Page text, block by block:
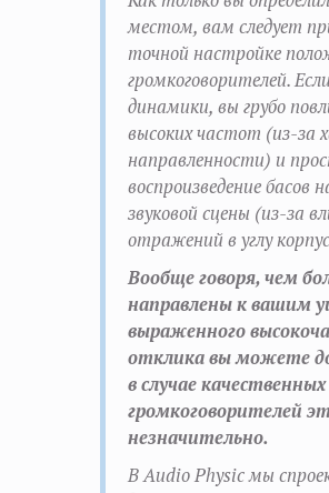
местом, вам следует
точной настройке
громкоговорителей.
динамики, вы грубо
высоких частот (из-за
направленности) и
воспроизведение басов
звуковой сцены (из-за
отражений в углу
Вообще говоря, чем
направлены к вашим
выраженного
отклика вы можете
в случае качественных
громкоговорителей
незначительно.
В Audio Physic мы